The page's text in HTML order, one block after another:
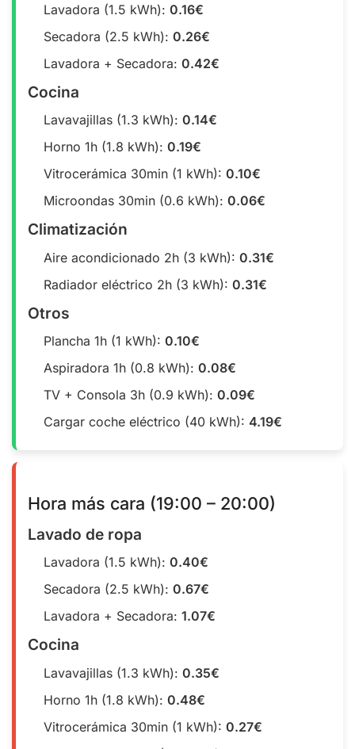
Lavadora (1.5 kWh): 0.16€
Secadora (2.5 kWh): 0.26€
Lavadora + Secadora: 0.42€
Cocina
Lavavajillas (1.3 kWh): 0.14€
Horno 1h (1.8 kWh): 0.19€
Vitrocerámica 30min (1 kWh): 0.10€
Microondas 30min (0.6 kWh): 0.06€
Climatización
Aire acondicionado 2h (3 kWh): 0.31€
Radiador eléctrico 2h (3 kWh): 0.31€
Otros
Plancha 1h (1 kWh): 0.10€
Aspiradora 1h (0.8 kWh): 0.08€
TV + Consola 3h (0.9 kWh): 0.09€
Cargar coche eléctrico (40 kWh): 4.19€
Hora más cara (19:00 – 20:00)
Lavado de ropa
Lavadora (1.5 kWh): 0.40€
Secadora (2.5 kWh): 0.67€
Lavadora + Secadora: 1.07€
Cocina
Lavavajillas (1.3 kWh): 0.35€
Horno 1h (1.8 kWh): 0.48€
Vitrocerámica 30min (1 kWh): 0.27€